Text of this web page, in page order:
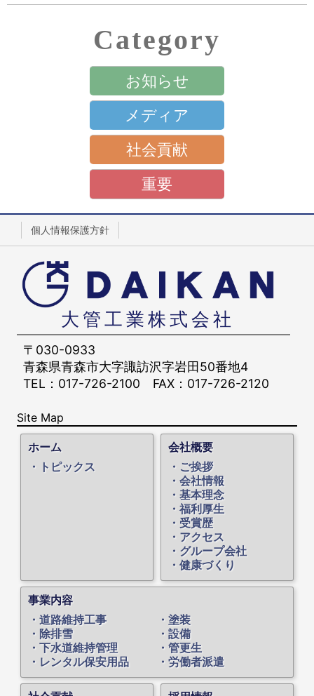
Category
お知らせ
メディア
社会貢献
重要
個人情報保護方針
大管工業株式会社
〒030-0933
青森県青森市大字諏訪沢字岩田50番地4
TEL：017-726-2100
FAX：017-726-2120
Site Map
ホーム
トピックス
会社概要
ご挨拶
会社情報
基本理念
福利厚生
受賞歴
アクセス
グループ会社
健康づくり
事業内容
道路維持工事
塗装
除排雪
設備
下水道維持管理
管更生
レンタル保安用品
労働者派遣